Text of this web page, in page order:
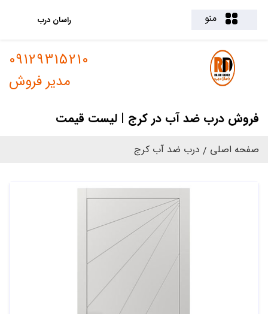
منو راسان درب
فروش درب ضد آب در کرج | لیست قیمت
09129315210
مدیر فروش
صفحه اصلی درب ضد آب کرج